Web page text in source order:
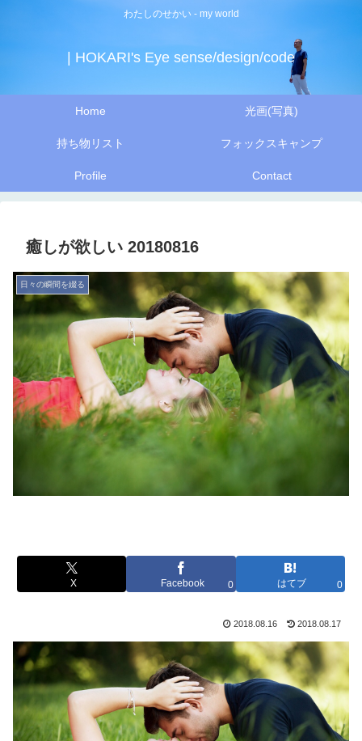
わたしのせかい - my world
| HOKARI's Eye sense/design/code
Home 光画(写真)
持ち物リスト フォックスキャンプ
Profile Contact
癒しが欲しい 20180816
日々の瞬間を綴る
X Facebook 0 はてブ 0
2018.08.16 2018.08.17